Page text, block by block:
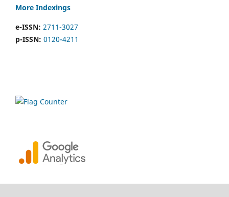
More Indexings
e-ISSN: 2711-3027
p-ISSN: 0120-4211